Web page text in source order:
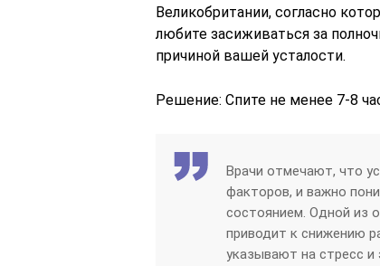
Великобритании, согласно
любите засиживаться за
причиной вашей усталости.
Решение: Спите не менее 7-8
Врачи отмечают, что
факторов, и важно
состоянием. Одной из
приводит к снижению
указывают на стресс и